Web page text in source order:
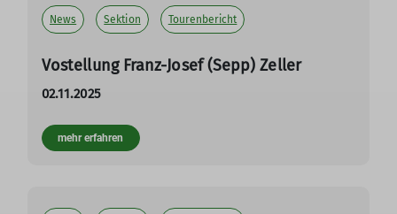
News Sektion Tourenbericht
Vostellung Franz-Josef (Sepp) Zeller
02.11.2025
mehr erfahren